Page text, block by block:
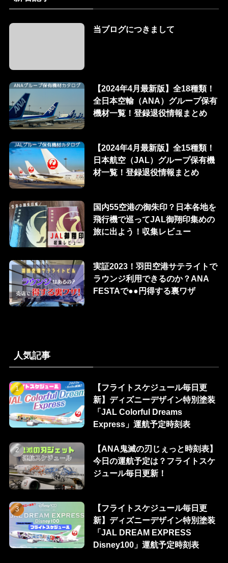
当ブログにつきまして
【2024年4月最新版】全18種類！
全日本空輸（ANA）グループ保有
機材一覧！登録退役情報まとめ
【2024年4月最新版】全15種類！
日本航空（JAL）グループ保有機
材一覧！登録退役情報まとめ
国内55空港の御朱印？日本各地を
飛行機で巡ってJAL御翔印集めの
旅に出よう！収集レビュー
実証2023！羽田空港サテライトで
ラウンジ利用できるのか？ANA
FESTAで●●円得する裏ワザ
人気記事
【フライトスケジュール毎日更
新】ディズニーデザイン特別塗装
「JAL Colorful Dreams
Express」運航予定時刻表
【ANA鬼滅の刃じぇっと時刻表】
今日の運航予定は？フライトスケ
ジュール毎日更新！
【フライトスケジュール毎日更
新】ディズニーデザイン特別塗装
「JAL DREAM EXPRESS
Disney100」運航予定時刻表